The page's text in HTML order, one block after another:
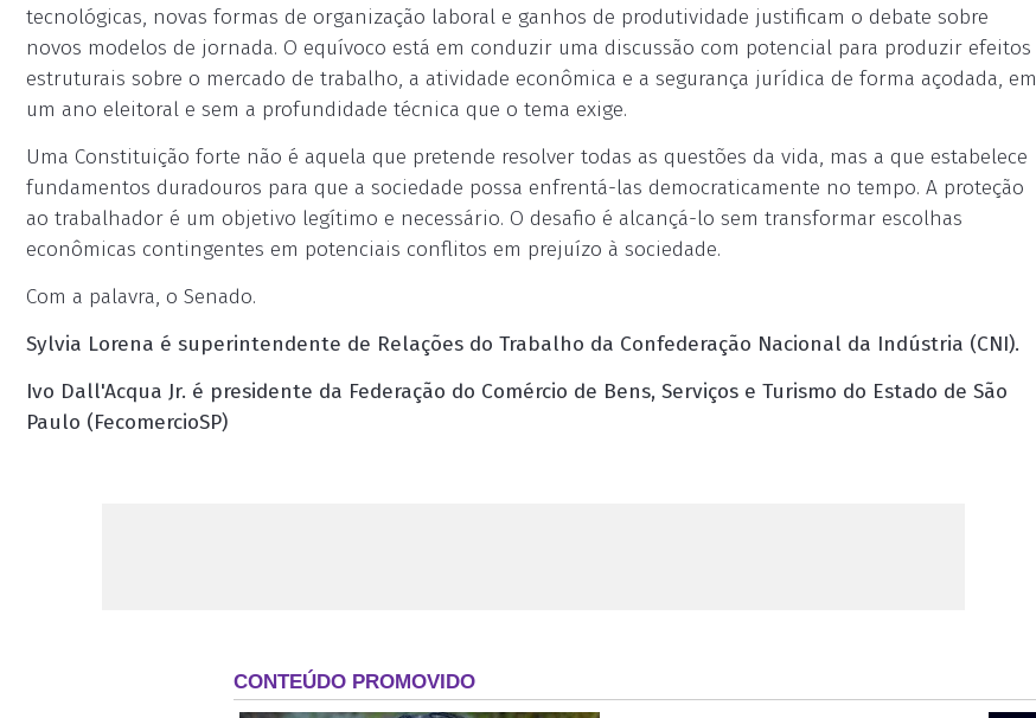
tecnológicas, novas formas de organização laboral e ganhos de produtividade justificam o debate sobre
novos modelos de jornada. O equívoco está em conduzir uma discussão com potencial para produzir efeitos
estruturais sobre o mercado de trabalho, a atividade econômica e a segurança jurídica de forma açodada, em
um ano eleitoral e sem a profundidade técnica que o tema exige.
Uma Constituição forte não é aquela que pretende resolver todas as questões da vida, mas a que estabelece
fundamentos duradouros para que a sociedade possa enfrentá-las democraticamente no tempo. A proteção
ao trabalhador é um objetivo legítimo e necessário. O desafio é alcançá-lo sem transformar escolhas
econômicas contingentes em potenciais conflitos em prejuízo à sociedade.
Com a palavra, o Senado.
Sylvia Lorena é superintendente de Relações do Trabalho da Confederação Nacional da Indústria (CNI).
Ivo Dall'Acqua Jr. é presidente da Federação do Comércio de Bens, Serviços e Turismo do Estado de São
Paulo (FecomercioSP)